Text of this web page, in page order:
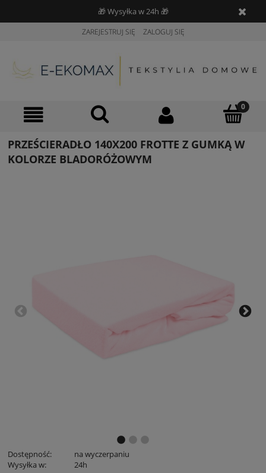
🎁 Wysyłka w 24h 🎁
ZAREJESTRUJ SIĘ ZALOGUJ SIĘ
PRZEŚCIERADŁO 140X200 FROTTE Z GUMKĄ W
KOLORZE BLADORÓŻOWYM
Dostępność:
na wyczerpaniu
Wysyłka w:
24h